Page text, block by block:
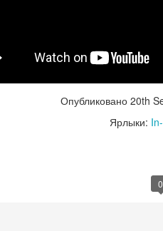
Опубликовано 20th
Ярлыки:
0